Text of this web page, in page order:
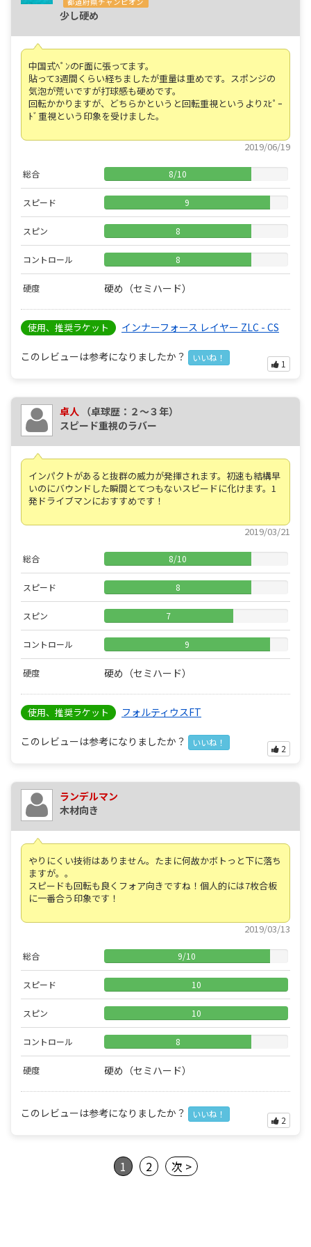
都道府県チャンピオン
少し硬め
中国式ﾍﾟﾝのF面に張ってます。
貼って3週間くらい経ちましたが重量は重めです。スポンジの
気泡が荒いですが打球感も硬めです。
回転かかりますが、どちらかというと回転重視というよりｽﾋﾟｰ
ﾄﾞ重視という印象を受けました。
2019/06/19
総合 8/10
スピード 9
スピン 8
コントロール 8
硬度 硬め（セミハード）
使用、推奨ラケット インナーフォース レイヤー ZLC - CS
このレビューは参考になりましたか？ いいね！
1
卓人
（卓球歴：２～３年）
スピード重視のラバー
インパクトがあると抜群の威力が発揮されます。初速も結構早
いのにバウンドした瞬間とてつもないスピードに化けます。1
発ドライブマンにおすすめです！
2019/03/21
総合 8/10
スピード 8
スピン 7
コントロール 9
硬度 硬め（セミハード）
使用、推奨ラケット フォルティウスFT
このレビューは参考になりましたか？ いいね！
2
ランデルマン
木材向き
やりにくい技術はありません。たまに何故かボトっと下に落ち
ますが。。
スピードも回転も良くフォア向きですね！個人的には7枚合板
に一番合う印象です！
2019/03/13
総合 9/10
スピード 10
スピン 10
コントロール 8
硬度 硬め（セミハード）
このレビューは参考になりましたか？ いいね！
2
1 2 次 >